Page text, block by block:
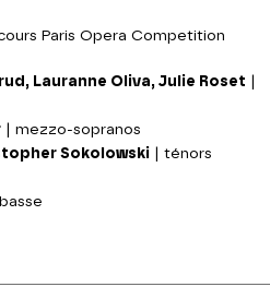
Paris Opera Competition
Lauranne Oliva, Julie Roset
| mezzo-sopranos
Sokolowski | ténors